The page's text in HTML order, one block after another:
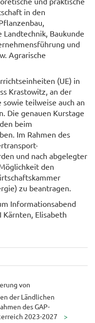
in den
Baukunde
und
Agrarische
(UE) in
Krastowitz, an der
sowie teilweise auch an
Die genauen Kurstage
beim
Im Rahmen des
und nach abgelegter
den
zu beantragen.
Informationsabend
Kärnten, Elisabeth
von
der Ländlichen
des GAP-
2023-2027